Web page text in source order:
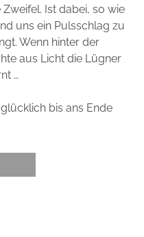
Ist dabei, so wie
uns ein Pulsschlag zu
Wenn hinter der
aus Licht die Lügner
…
bis ans Ende